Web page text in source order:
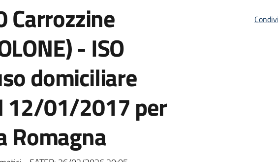
Carrozzine
- ISO
domiciliare
12/01/2017 per
Romagna